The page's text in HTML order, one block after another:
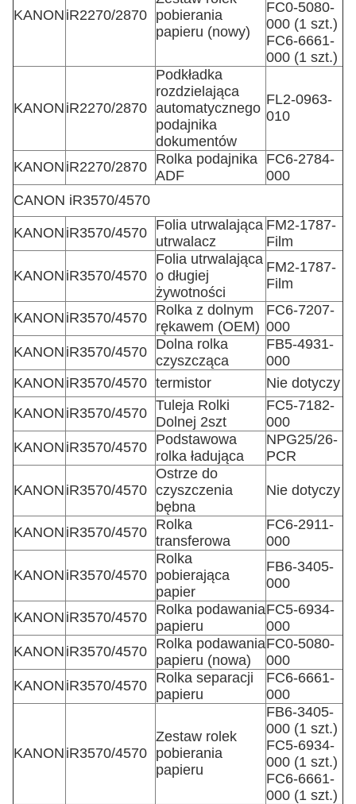
KANON iR2270/2870 pobierania
papieru (nowy)
FC0-5080-
000 (1 szt.)
FC6-6661-
000 (1 szt.)
KANON iR2270/2870
Podkładka
rozdzielająca
automatycznego
podajnika
dokumentów
FL2-0963-
010
KANON iR2270/2870 Rolka podajnika
ADF
FC6-2784-
000
CANON iR3570/4570
KANON iR3570/4570 Folia utrwalająca
utrwalacz
FM2-1787-
Film
KANON iR3570/4570
Folia utrwalająca
o długiej
żywotności
FM2-1787-
Film
KANON iR3570/4570 Rolka z dolnym
rękawem (OEM)
FC6-7207-
000
KANON iR3570/4570 Dolna rolka
czyszcząca
FB5-4931-
000
KANON iR3570/4570 termistor
Nie dotyczy
KANON iR3570/4570 Tuleja Rolki
Dolnej 2szt
FC5-7182-
000
KANON iR3570/4570 Podstawowa
rolka ładująca
NPG25/26-
PCR
KANON iR3570/4570
Ostrze do
czyszczenia
bębna
Nie dotyczy
KANON iR3570/4570 Rolka
transferowa
FC6-2911-
000
KANON iR3570/4570
Rolka
pobierająca
papier
FB6-3405-
000
KANON iR3570/4570 Rolka podawania
papieru
FC5-6934-
000
KANON iR3570/4570 Rolka podawania
papieru (nowa)
FC0-5080-
000
KANON iR3570/4570 Rolka separacji
papieru
FC6-6661-
000
KANON iR3570/4570
Zestaw rolek
pobierania
papieru
FB6-3405-
000 (1 szt.)
FC5-6934-
000 (1 szt.)
FC6-6661-
000 (1 szt.)